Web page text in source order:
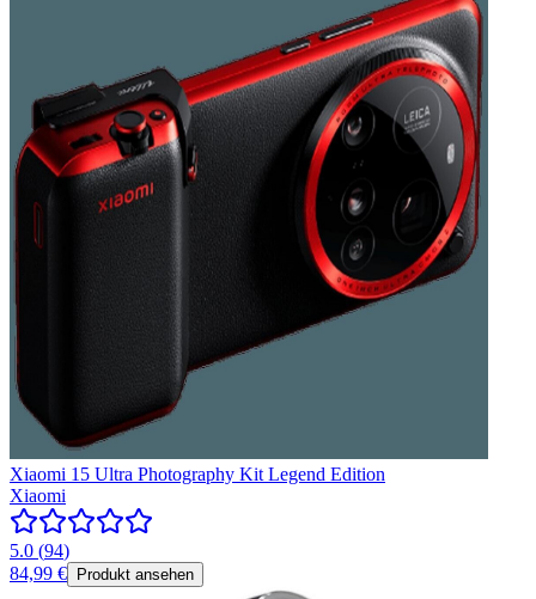
Xiaomi 15 Ultra Photography Kit Legend Edition
Xiaomi
5.0 (94)
84,99 €
Produkt ansehen